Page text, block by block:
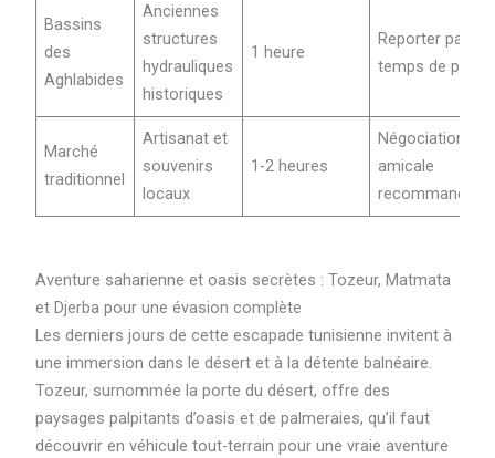
Bassins
des
Aghlabides
Anciennes
structures
hydrauliques
historiques
1 heure
Reporter par
temps de pluie
Marché
traditionnel
Artisanat et
souvenirs
locaux
1-2 heures
Négociation
amicale
recommandée
Aventure saharienne et oasis secrètes : Tozeur, Matmata
et Djerba pour une évasion complète
Les derniers jours de cette escapade tunisienne invitent à
une immersion dans le désert et à la détente balnéaire.
Tozeur, surnommée la porte du désert, offre des
paysages palpitants d’oasis et de palmeraies, qu’il faut
découvrir en véhicule tout-terrain pour une vraie aventure